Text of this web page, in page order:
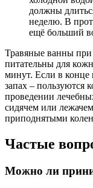
должны
неделю. В
ещё больший
Травяные ванны при
питательны для
минут. Если в конце
запах – пользуются
проведении
сидячем или
приподнятыми
Частые
Можно ли